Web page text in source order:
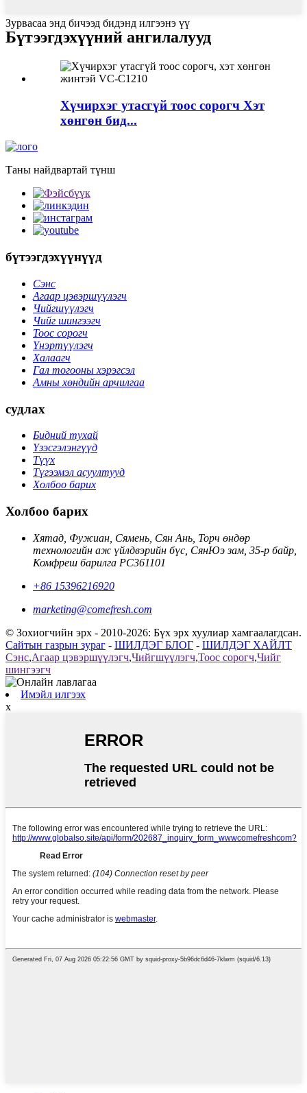
Зурвасаа энд бичээд бидэнд илгээнэ үү
Бүтээгдэхүүний ангилалууд
Хүчирхэг утасгүй тоос сорогч Хэт
хөнгөн бид...
Таны найдвартай түнш
бүтээгдэхүүнүүд
Сэнс
Агаар цэвэршүүлэгч
Чийгшүүлэгч
Чийг шингээгч
Тоос сорогч
Үнэртүүлэгч
Халаагч
Гал тогооны хэрэгсэл
Амны хөндийн арчилгаа
судлах
Бидний тухай
Үзэсгэлэнгүүд
Түүх
Түгээмэл асуултууд
Холбоо барих
Холбоо барих
Хятад, Фужиан, Сямень, Сян Ань, Торч өндөр
технологийн аж үйлдвэрийн бүс, СянЮэ зам, 35-р байр,
Комфреш барилга PC361101
+86 15396216920
marketing@comefresh.com
© Зохиогчийн эрх - 2010-2026: Бүх эрх хуулиар хамгаалагдсан.
Сайтын газрын зураг - ШИЛДЭГ БЛОГ - ШИЛДЭГ ХАЙЛТ
Сэнс,Агаар цэвэршүүлэгч,Чийгшүүлэгч,Тоос сорогч,Чийг
шингээгч
Имэйл илгээх
x